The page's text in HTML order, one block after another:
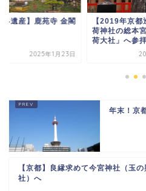
界遺産】鹿苑寺 金閣
2025年1月23日
【2019年京都
荷神社の総本
荷大社」へ参拝
年末！京
【京都】良縁求めて今宮神社（玉の
社）へ